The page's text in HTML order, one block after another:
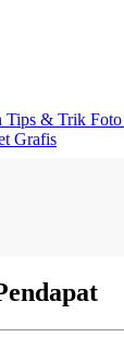
Tips & Trik Foto
Grafis